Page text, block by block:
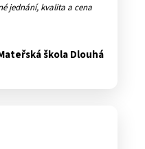
jednání, kvalita a cena
škola Dlouhá